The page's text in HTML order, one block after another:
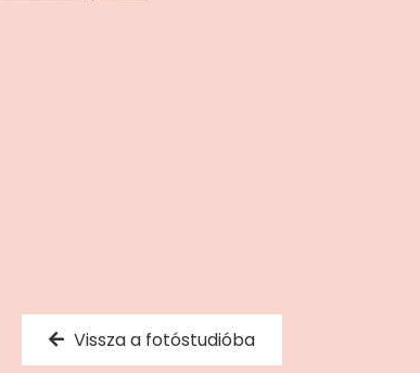
Vissza a fotóstudióba